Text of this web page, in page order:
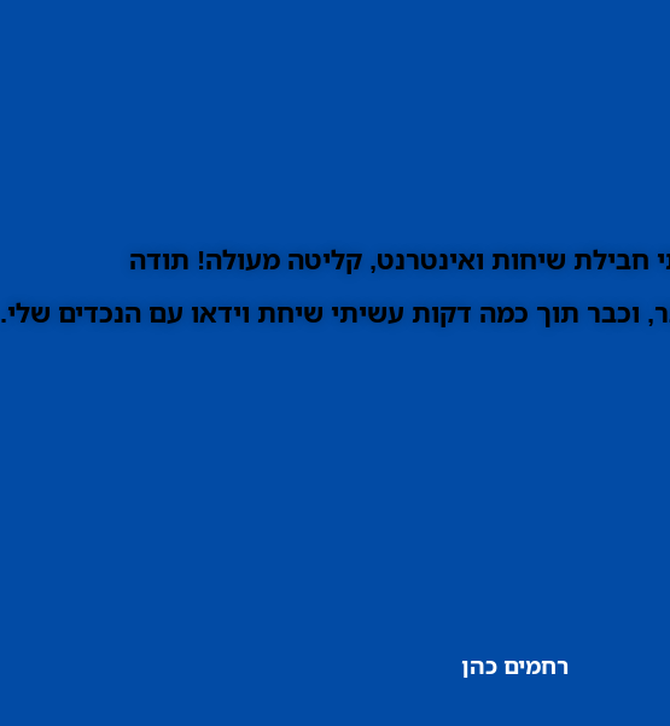
שיחות ואינטרנט, קליטה מעולה! תודה
תוך כמה דקות עשיתי שיחת וידאו עם הנכדים שלי.
רחמים כהן